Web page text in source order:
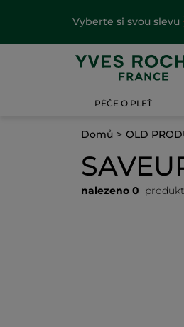
Vyberte si svou slevu
PÉČE O PLEŤ
Domů OLD
nalezeno 0